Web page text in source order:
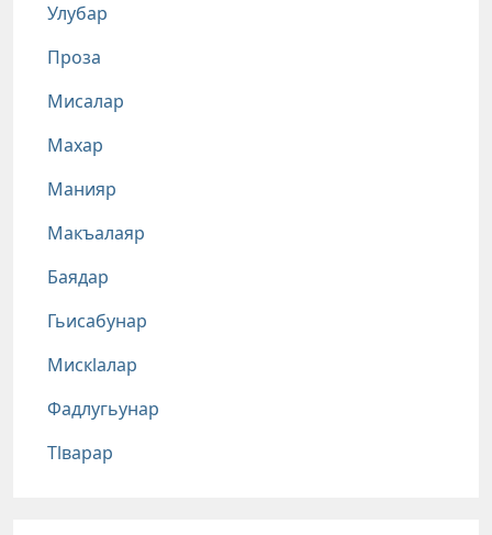
Улубар
Проза
Мисалар
Махар
Манияр
Макъалаяр
Баядар
Гьисабунар
Мискlалар
Фадлугьунар
Тlварар